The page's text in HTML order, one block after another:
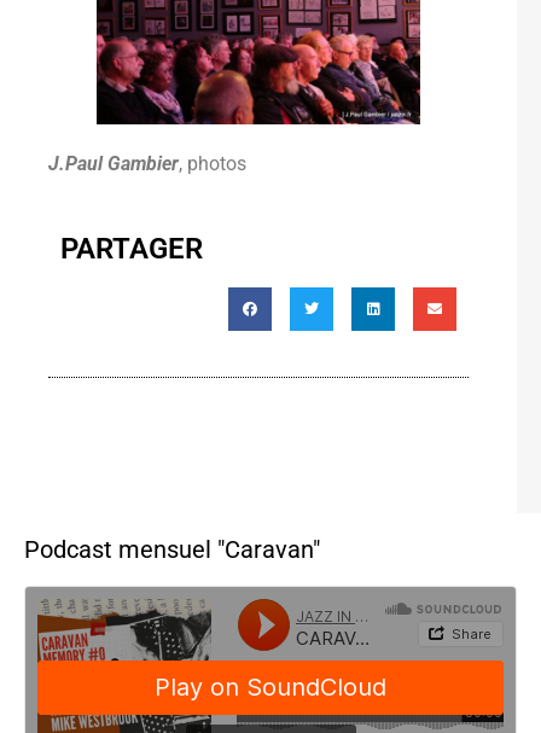
J.Paul Gambier, photos
PARTAGER
Podcast mensuel "Caravan"